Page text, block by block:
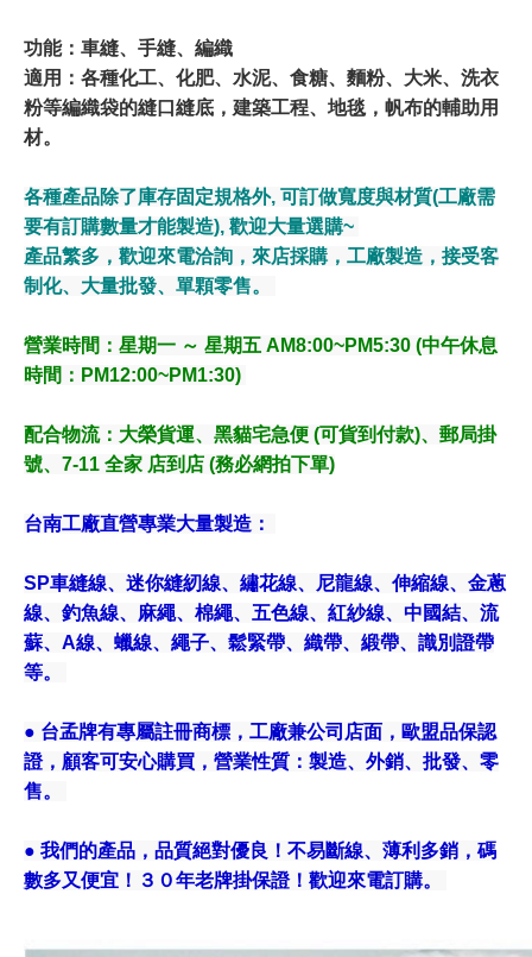
功能：車縫、手縫、編織
適用：各種化工、化肥、水泥、食糖、麵粉、大米、洗衣
粉等編織袋的縫口縫底，建築工程、地毯，帆布的輔助用
材。
各種產品除了庫存固定規格外, 可訂做寬度與材質(工廠需
要有訂購數量才能製造), 歡迎大量選購~
產品繁多，歡迎來電洽詢，來店採購，工廠製造，接受客
制化、大量批發、單顆零售。
營業時間：星期一 ～ 星期五 AM8:00~PM5:30 (中午休息
時間：PM12:00~PM1:30)
配合物流：大榮貨運、黑貓宅急便 (可貨到付款)、郵局掛
號、7-11 全家 店到店 (務必網拍下單)
台南工廠直營專業大量製造：
SP車縫線、迷你縫紉線、繡花線、尼龍線、伸縮線、金蔥
線、釣魚線、麻繩、棉繩、五色線、紅紗線、中國結、流
蘇、A線、蠟線、繩子、鬆緊帶、織帶、緞帶、識別證帶
等。
● 台孟牌有專屬註冊商標，工廠兼公司店面，歐盟品保認
證，顧客可安心購買，營業性質：製造、外銷、批發、零
售。
● 我們的產品，品質絕對優良！不易斷線、薄利多銷，碼
數多又便宜！３０年老牌掛保證！歡迎來電訂購。